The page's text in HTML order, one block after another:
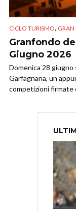
CICLO TURISMO,
Granfondo
Giugno 2026
Domenica 28 giugno
Garfagnana, un
competizioni firmate